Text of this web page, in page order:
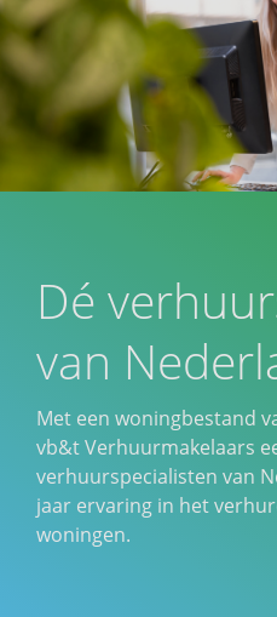
Dé
van
Met een woningbestand
vb&t Verhuurmakelaars
verhuurspecialisten van
jaar ervaring in het
woningen.